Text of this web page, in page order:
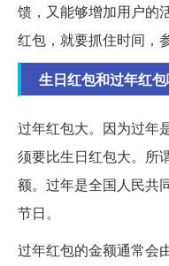
馈，又能够增加用户的
红包，就要抓住时间，
生日红包和过年红
过年红包大。因为过年
须要比生日红包大。所
额。过年是全国人民共
节日。
过年红包的金额通常会